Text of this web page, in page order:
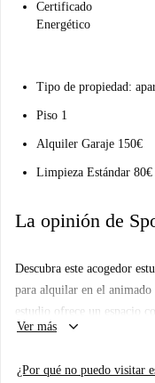
Certificado
Energético
Tipo de propiedad:
Piso 1
Alquiler Garaje 150€
Limpieza Estándar 80€
La opinión de
Descubra este acogedor
para alquilar en el
estudio ofrece un espacio
cocina equipada para su
aparcamiento disponible,
Ver más keyboard_arrow_down
¿Por qué no puedo visitar